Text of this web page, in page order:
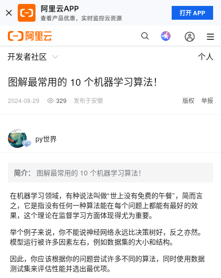
打开 APP
开发者社区 个人
图解最常用的 10 个机器学习算法！
2024-08-29 329 发布于安徽 版权 举报
py世界
简介： 图解最常用的 10 个机器学习算法！
在机器学习领域，有种说法叫做“世上没有免费的午餐”，简而言
之，它是指没有任何一种算法能在每个问题上都能有最好的效
果，这个理论在监督学习方面体现得尤为重要。
举个例子来说，你不能说神经网络永远比决策树好，反之亦然。
模型运行被许多因素左右，例如数据集的大小和结构。
因此，你应该根据你的问题尝试许多不同的算法，同时使用数据
测试集来评估性能并选出最优项。